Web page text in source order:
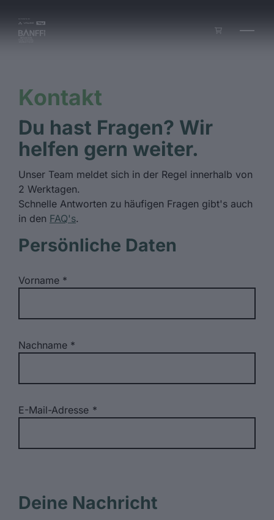
Kontakt
Du hast Fragen? Wir
helfen gern weiter.
Unser Team meldet sich in der Regel innerhalb von
2 Werktagen.
Schnelle Antworten zu häufigen Fragen gibt's auch
in den FAQ's.
Persönliche Daten
Vorname
Nachname
E-Mail-Adresse
Deine Nachricht